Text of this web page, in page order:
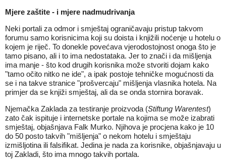
Mjere zaštite - i mjere nadmudrivanja
Neki portali za odmor i smještaj ograničavaju pristup takvom
forumu samo korisnicima koji su doista i knjižili noćenje u hotelu o
kojem je riječ. To donekle povećava vjerodostojnost onoga što je
tamo pisano, ali i to ima nedostataka. Jer to znači i da mišljenja
ima manje - što kod drugih korisnika može stvoriti dojam kako
"tamo očito nitko ne ide", a ipak postoje tehničke mogućnosti da
se i na takve stranice "prošvercaju" mišljenja vlasnika hotela. Na
primjer da se knjiži smještaj, ali da se onda stornira boravak.
Njemačka Zaklada za testiranje proizvoda (Stiftung Warentest)
zato čak ispituje i internetske portale na kojima se može izabrati
smještaj, objašnjava Falk Murko. Njihova je procjena kako je 10
do 50 posto takvih "mišljenja" o nekom hotelu i smještaju
izmišljotina ili falsifikat. Jedina je nada za korisnike, objašnjavaju u
toj Zakladi, što ima mnogo takvih portala.